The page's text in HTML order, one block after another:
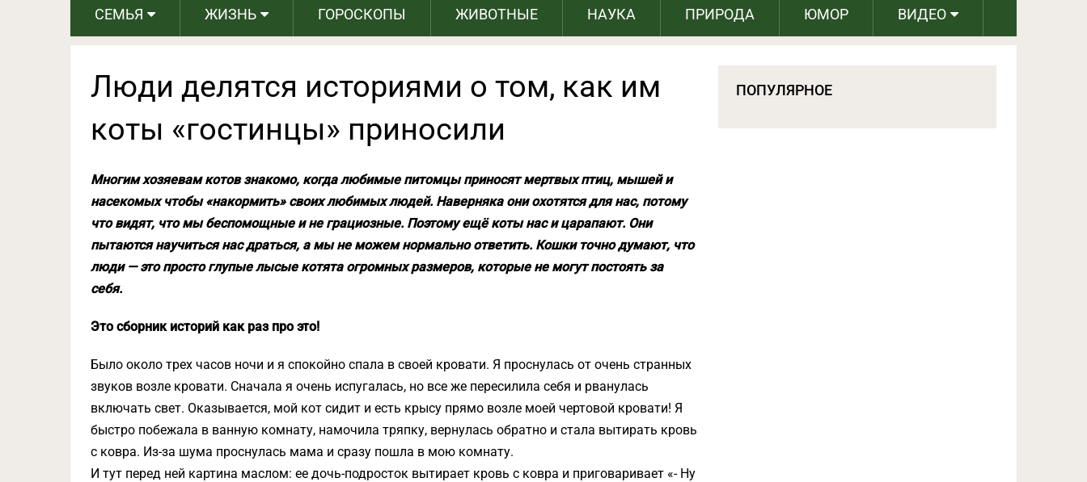
СЕМЬЯ ЖИЗНЬ ГОРОСКОПЫ ЖИВОТНЫЕ НАУКА ПРИРОДА ЮМОР ВИДЕО
Люди делятся историями о том, как им
коты «гостинцы» приносили
Многим хозяевам котов знакомо, когда любимые питомцы приносят мертвых птиц, мышей и
насекомых чтобы «накормить» своих любимых людей. Наверняка они охотятся для нас, потому
что видят, что мы беспомощные и не грациозные. Поэтому ещё коты нас и царапают. Они
пытаются научиться нас драться, а мы не можем нормально ответить. Кошки точно думают, что
люди — это просто глупые лысые котята огромных размеров, которые не могут постоять за
себя.
Это сборник историй как раз про это!
Было около трех часов ночи и я спокойно спала в своей кровати. Я проснулась от очень странных
звуков возле кровати. Сначала я очень испугалась, но все же пересилила себя и рванулась
включать свет. Оказывается, мой кот сидит и есть крысу прямо возле моей чертовой кровати! Я
быстро побежала в ванную комнату, намочила тряпку, вернулась обратно и стала вытирать кровь
с ковра. Из-за шума проснулась мама и сразу пошла в мою комнату.
И тут перед ней картина маслом: ее дочь-подросток вытирает кровь с ковра и приговаривает «- Ну
ПОПУЛЯРНОЕ